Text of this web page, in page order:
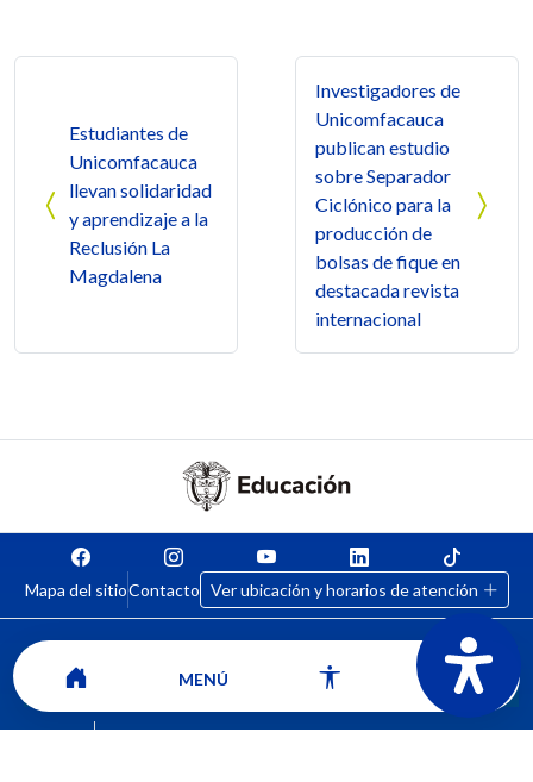
Estudiantes de
Unicomfacauca
llevan solidaridad
y aprendizaje a la
Reclusión La
Magdalena
Investigadores de
Unicomfacauca
publican estudio
sobre Separador
Ciclónico para la
producción de
bolsas de fique en
destacada revista
internacional
Mapa del sitioContacto Ver ubicación y horarios de atención
MENÚ